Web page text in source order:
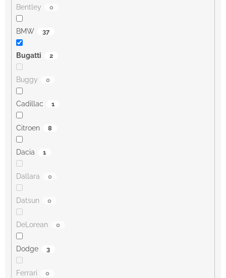
Bentley 0
BMW 37
Bugatti 2
Buggy 0
Cadillac 1
Citroen 8
Dacia 1
Dallara 0
Datsun 0
DeLorean 0
Dodge 3
Ferrari 0